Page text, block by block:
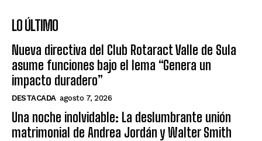
LO ÚLTIMO
Nueva directiva del Club Rotaract Valle de Sula
asume funciones bajo el lema “Genera un
impacto duradero”
DESTACADA agosto 7, 2026
Una noche inolvidable: La deslumbrante unión
matrimonial de Andrea Jordán y Walter Smith